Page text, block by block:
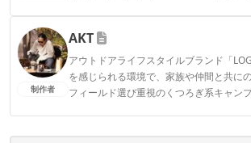
CAMP HACK編集部のプロフィール
制作者
AKT
アウトドアライフスタイルブランド「
を感じられる環境で、家族や仲間と共に
フィールド選び重視のくつろぎ系キャン